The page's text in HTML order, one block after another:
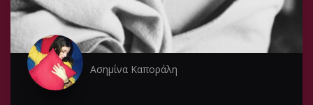
Ασημίνα Καποράλη